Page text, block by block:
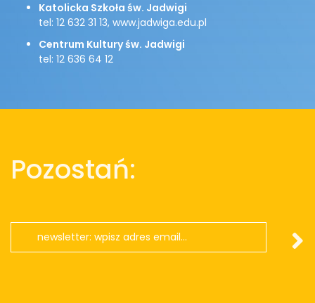
Katolicka Szkoła św. Jadwigi
tel: 12 632 31 13, www.jadwiga.edu.pl
Centrum Kultury św. Jadwigi
tel: 12 636 64 12
Pozostań: